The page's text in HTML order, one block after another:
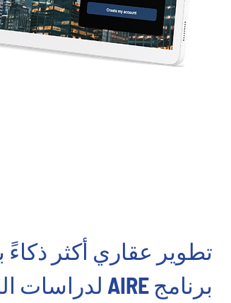
تطوير عقاري أكثر ذكاءً
برنامج AIRE لدراسات الجدوى